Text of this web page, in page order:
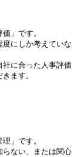
」です。
度にしか考えていな
社に合った人事評価
ます。
」です。
らない、または関心